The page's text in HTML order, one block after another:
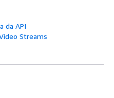
da API
Streams